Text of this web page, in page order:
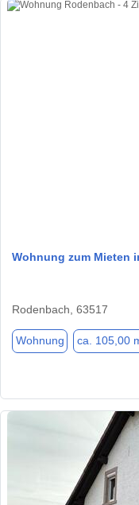
Wohnung zum Mieten
Rodenbach, 63517
Wohnung ca. 105,00